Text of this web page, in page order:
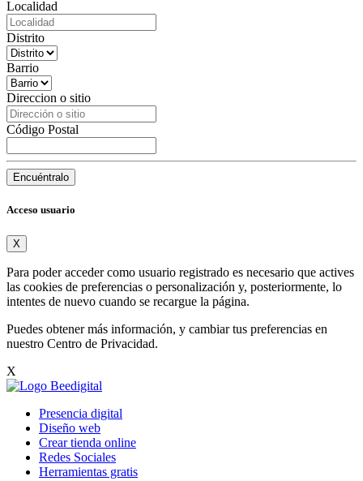
Localidad
Distrito
Barrio
Direccion o sitio
Código Postal
Encuéntralo
Acceso usuario
X
Para poder acceder como usuario registrado es necesario que actives
las cookies de preferencias o personalización y, posteriormente, lo
intentes de nuevo cuando se recargue la página.
Puedes obtener más información, y cambiar tus preferencias en
nuestro Centro de Privacidad.
X
Presencia digital
Diseño web
Crear tienda online
Redes Sociales
Herramientas gratis